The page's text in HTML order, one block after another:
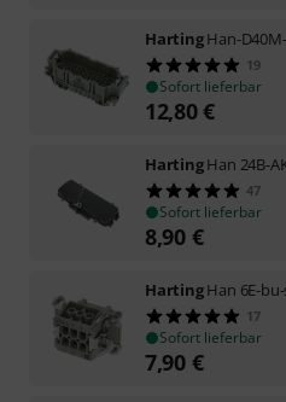
HartingHan-
19
Sofort lieferbar
12,80€
HartingHan 24B-
47
Sofort lieferbar
8,90 €
HartingHan 6E-
17
Sofort lieferbar
7,90 €